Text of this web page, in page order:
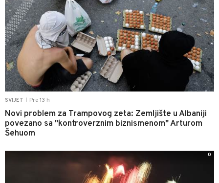
SVIJET Pre 13 h
Novi problem za Trampovog zeta: Zemljište u Albaniji
povezano sa "kontroverznim biznismenom" Arturom
Šehuom
0